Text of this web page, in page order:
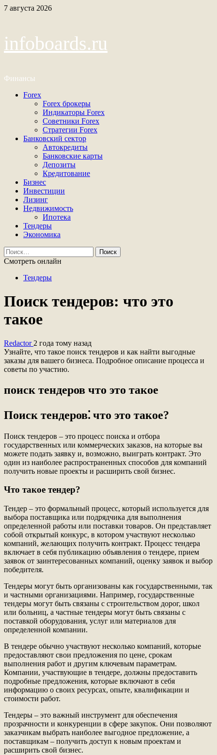
Перейти
7 августа 2026
infoboards.ru
Финансы
Основное
Forex
Forex брокеры
Индикаторы Forex
Советники Forex
Стратегии Forex
Банковский сектор
Автокредиты
Банковские карты
Депозиты
Кредитование
Бизнес
Инвестиции
Лизинг
Недвижимость
Ипотека
Тендеры
Экономика
Найти:
Смотреть онлайн
Тендеры
Поиск тендеров: что это
такое
Redactor 2 года тому назад
Узнайте, что такое поиск тендеров и как найти выгодные
заказы для вашего бизнеса. Подробное описание процесса и
советы по участию.
поиск тендеров что это такое
Поиск тендеров⁚ что это такое?
Поиск тендеров – это процесс поиска и отбора
государственных или коммерческих заказов, на которые вы
можете подать заявку и, возможно, выиграть контракт. Это
один из наиболее распространенных способов для компаний
получить новые проекты и расширить свой бизнес.
Что такое тендер?
Тендер – это формальный процесс, который используется для
выбора поставщика или подрядчика для выполнения
определенной работы или поставки товаров. Он представляет
собой открытый конкурс, в котором участвуют несколько
компаний, желающих получить контракт. Процесс тендера
включает в себя публикацию объявления о тендере, прием
заявок от заинтересованных компаний, оценку заявок и выбор
победителя.
Тендеры могут быть организованы как государственными, так
и частными организациями. Например, государственные
тендеры могут быть связаны с строительством дорог, школ
или больниц, а частные тендеры могут быть связаны с
поставкой оборудования, услуг или материалов для
определенной компании.
В тендере обычно участвуют несколько компаний, которые
предоставляют свои предложения по цене, срокам
выполнения работ и другим ключевым параметрам.
Компании, участвующие в тендере, должны предоставить
подробные предложения, которые включают в себя
информацию о своих ресурсах, опыте, квалификации и
стоимости работ.
Тендеры – это важный инструмент для обеспечения
прозрачности и конкуренции в сфере закупок. Они позволяют
заказчикам выбрать наиболее выгодное предложение, а
поставщикам – получить доступ к новым проектам и
расширить свой бизнес.